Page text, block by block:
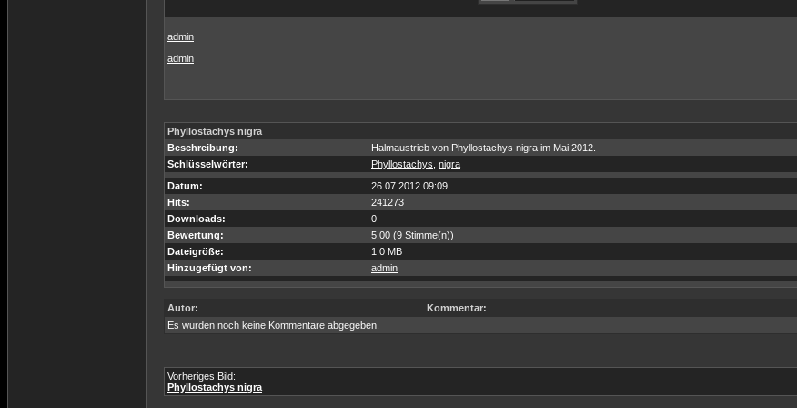
admin
admin
Phyllostachys nigra
Beschreibung:
Halmaustrieb von Phyllostachys nigra im Mai 2012.
Schlüsselwörter:
Phyllostachys nigra
Datum:
26.07.2012 09:09
Hits:
241273
Downloads:
0
Bewertung:
5.00 (9 Stimme(n))
Dateigröße:
1.0 MB
Hinzugefügt von:
admin
Autor:
Kommentar:
Es wurden noch keine Kommentare abgegeben.
Vorheriges Bild:
Phyllostachys nigra